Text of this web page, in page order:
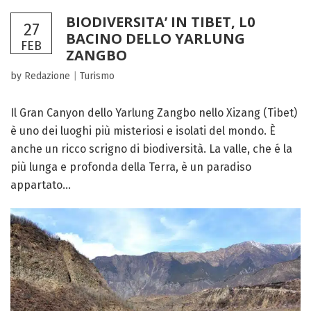
27
FEB
BIODIVERSITA’ IN TIBET, L0
BACINO DELLO YARLUNG
ZANGBO
by Redazione Turismo
Il Gran Canyon dello Yarlung Zangbo nello Xizang (Tibet)
è uno dei luoghi più misteriosi e isolati del mondo. È
anche un ricco scrigno di biodiversità. La valle, che é la
più lunga e profonda della Terra, è un paradiso
appartato...